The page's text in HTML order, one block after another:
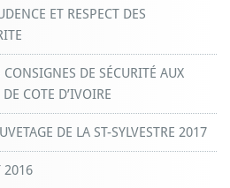
ET RESPECT DES
DE SÉCURITÉ AUX
COTE D’IVOIRE
DE LA ST-SYLVESTRE 2017
2016